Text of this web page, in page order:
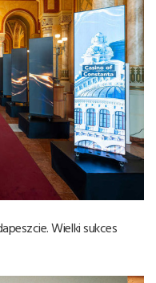
Wielki sukces